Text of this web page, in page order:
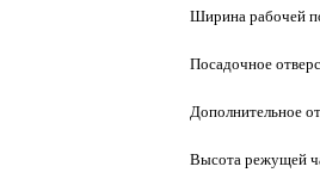
Ширина рабочей
Посадочное
Дополнительное
Высота режущей